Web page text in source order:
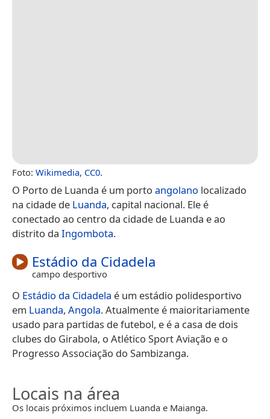
Foto: Wikimedia, CC0.
O Porto de Luanda é um porto angolano localizado
na cidade de Luanda, capital nacional. Ele é
conectado ao centro da cidade de Luanda e ao
distrito da Ingombota.
Estádio da Cidadela
campo desportivo
O Estádio da Cidadela é um estádio polidesportivo
em Luanda, Angola. Atualmente é maioritariamente
usado para partidas de futebol, e é a casa de dois
clubes do Girabola, o Atlético Sport Aviação e o
Progresso Associação do Sambizanga.
Locais na área
Os locais próximos incluem Luanda e Maianga.